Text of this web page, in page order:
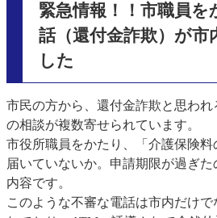
緊急情報！！市職員を
話（還付金詐欺）が市
した
市民の方から、還付金詐欺と思われ
の相談が複数寄せられています。
市役所職員をかたり、「介護保険
届いていないか。申請期限が過ぎ
内容です。
このような不審な電話は市内だけ